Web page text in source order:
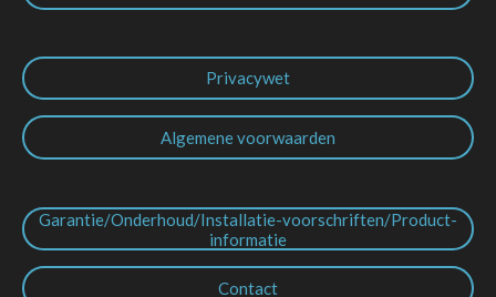
Privacywet
Algemene voorwaarden
Garantie/Onderhoud/Installatie-voorschriften/Product-
informatie
Contact